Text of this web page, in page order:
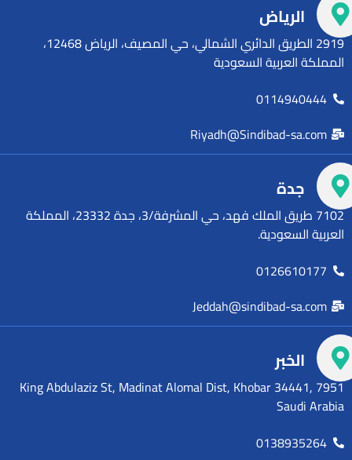
الرياض
2919 الطريق الدائري الشمالي، حي المصيف، الرياض 12468،
المملكة العربية السعودية
0114940444
Riyadh@Sindibad-sa.com
جدة
7102 طريق الملك فهد، حي المشرفة/3، جدة 23332، المملكة
العربية السعودية.
0126610177
Jeddah@sindibad-sa.com
الخبر
7951 King Abdulaziz St, Madinat Alomal Dist, Khobar 34441,
Saudi Arabia
0138935264